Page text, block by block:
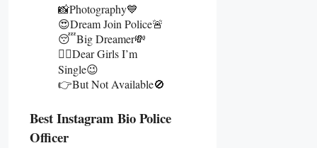
📸Photography💙
😍Dream Join Police🚨
😴Big Dreamer💸
👰‍♀️Dear Girls I’m
Single😉
👉But Not Available🚫
Best Instagram Bio Police
Officer